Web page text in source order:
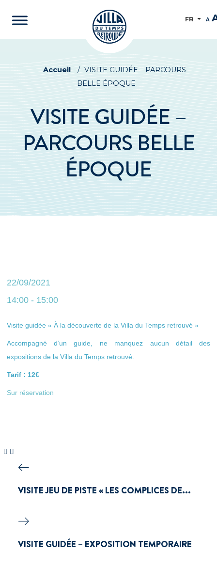
FR A
Accueil / VISITE GUIDÉE – PARCOURS
BELLE ÉPOQUE
VISITE GUIDÉE –
PARCOURS BELLE
ÉPOQUE
22/09/2021
14:00 - 15:00
Visite guidée « À la découverte de la Villa du Temps retrouvé »
Accompagné d’un guide, ne manquez aucun détail des
expositions de la Villa du Temps retrouvé.
Tarif : 12€
Sur réservation
VISITE JEU DE PISTE « LES COMPLICES DE...
VISITE GUIDÉE – EXPOSITION TEMPORAIRE